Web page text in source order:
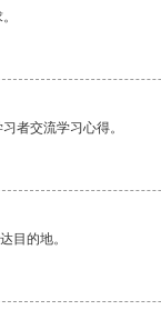
者交流学习心得。
目的地。